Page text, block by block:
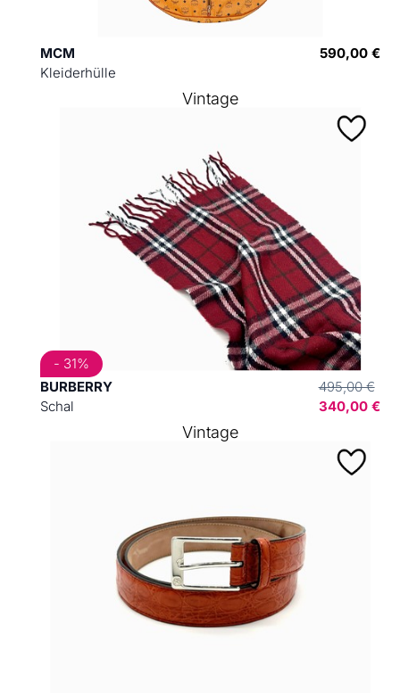
MCM
Kleiderhülle
590,00 €
BURBERRY
Schal
495,00 €
340,00 €
- 31%
Vintage
Vintage